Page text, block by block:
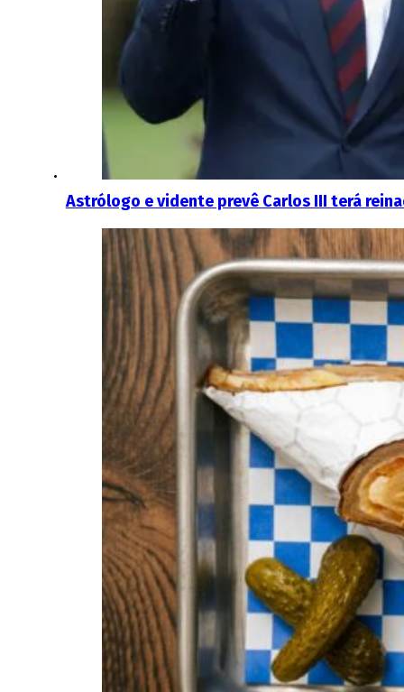
Astrólogo e vidente prevê Carlos III terá